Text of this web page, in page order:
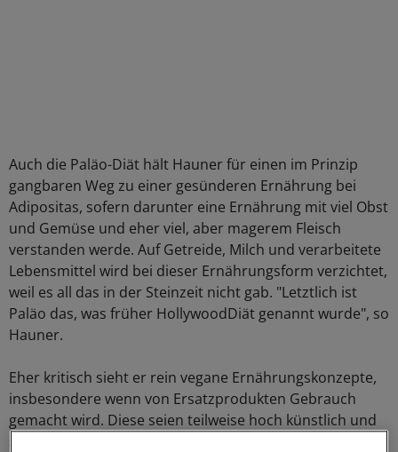
Auch die Paläo-Diät hält Hauner für einen im Prinzip
gangbaren Weg zu einer gesünderen Ernährung bei
Adipositas, sofern darunter eine Ernährung mit viel Obst
und Gemüse und eher viel, aber magerem Fleisch
verstanden werde. Auf Getreide, Milch und verarbeitete
Lebensmittel wird bei dieser Ernährungsform verzichtet,
weil es all das in der Steinzeit nicht gab. "Letztlich ist
Paläo das, was früher HollywoodDiät genannt wurde", so
Hauner.
Eher kritisch sieht er rein vegane Ernährungskonzepte,
insbesondere wenn von Ersatzprodukten Gebrauch
gemacht wird. Diese seien teilweise hoch künstlich und